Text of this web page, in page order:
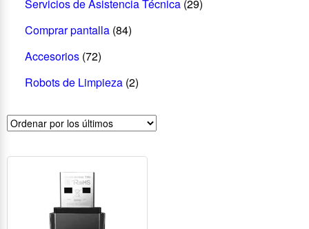
Servicios de Asistencia Técnica (29)
Comprar pantalla (84)
Accesorios (72)
Robots de Limpieza (2)